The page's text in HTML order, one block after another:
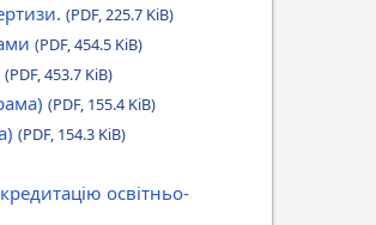
(PDF, 225.7 KiB)
(PDF, 454.5 KiB)
(PDF, 453.7 KiB)
(PDF, 155.4 KiB)
(PDF, 154.3 KiB)
освітньо-